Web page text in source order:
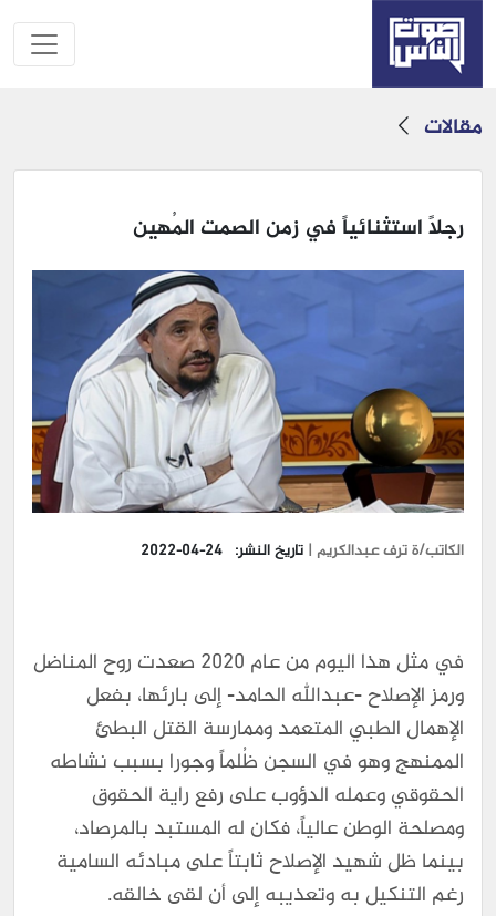
مقالات
رجلاً استثنائياً في زمن الصمت المُهين
الكاتب/ة ترف عبدالكريم | تاريخ النشر: 2022-04-24
في مثل هذا اليوم من عام ٢٠٢٠ صعدت روح المناضل
ورمز الإصلاح -عبدالله الحامد- إلى بارئها، بفعل
الإهمال الطبي المتعمد وممارسة القتل البطئ
الممنهج وهو في السجن ظُلماً وجورا بسبب نشاطه
الحقوقي وعمله الدؤوب على رفع راية الحقوق
ومصلحة الوطن عالياً، فكان له المستبد بالمرصاد،
بينما ظل شهيد الإصلاح ثابتاً على مبادئه السامية
رغم التنكيل به وتعذيبه إلى أن لقى خالقه.